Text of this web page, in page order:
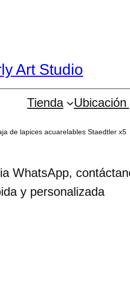
Art Studio
Tienda
de lapices acuarelables Staedtler x5
WhatsApp,
y personalizada